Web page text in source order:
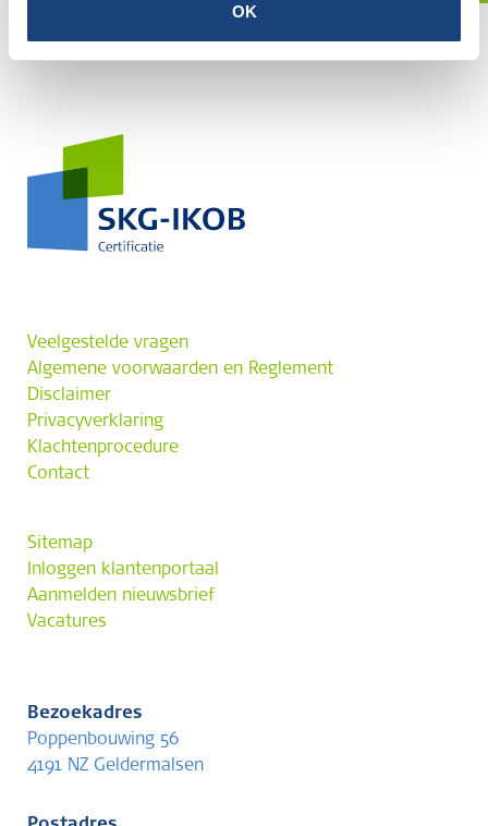
OK
Veelgestelde vragen
Algemene voorwaarden en Reglement
Disclaimer
Privacyverklaring
Klachtenprocedure
Contact
Sitemap
Inloggen klantenportaal
Aanmelden nieuwsbrief
Vacatures
Bezoekadres
Poppenbouwing 56
4191 NZ Geldermalsen